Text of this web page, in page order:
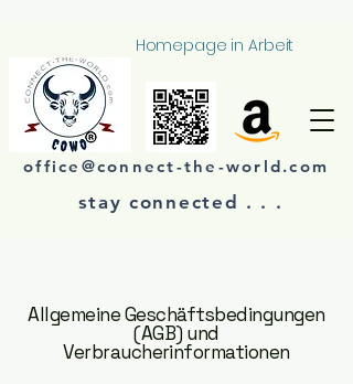
Homepage in Arbeit
office@connect-the-world.com
stay connected . . .​​
Allgemeine Geschäftsbedingungen
(AGB) und
Verbraucherinformationen